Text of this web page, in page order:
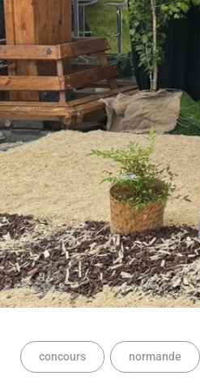
concours normande